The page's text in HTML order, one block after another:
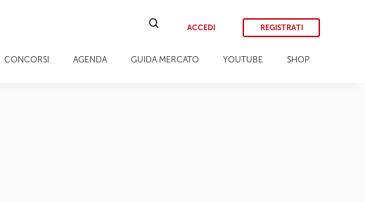
ACCEDI REGISTRATI
CONCORSI AGENDA GUIDA MERCATO YOUTUBE SHOP